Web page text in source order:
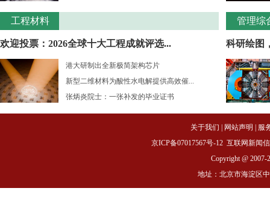
工程材料
欢迎投票：2026全球十大工程成就评选...
港大研制出全新极简架构芯片
新型二维材料为酸性水电解提供高效催...
张炳炎院士：一张补发的毕业证书
管理综
科研绘图
关于我们 网站声明
服
京ICP备07017567号-12 互联网新闻
Copyright @ 2007-
地址：北京市海淀区